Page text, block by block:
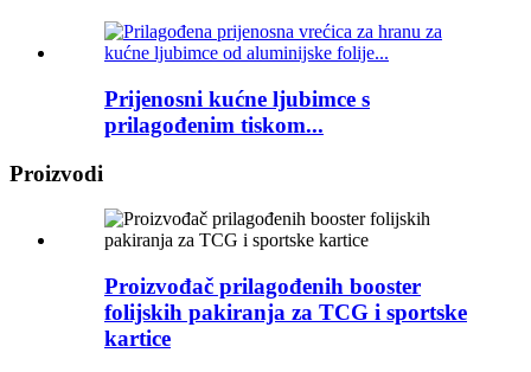
Prijenosni kućne ljubimce s
prilagođenim tiskom...
Proizvodi
Proizvođač prilagođenih booster
folijskih pakiranja za TCG i sportske
kartice